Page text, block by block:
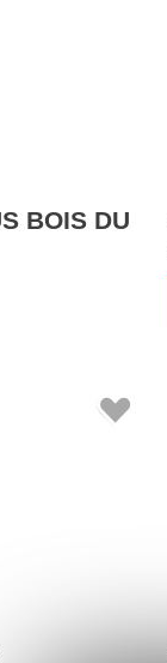
BOIS DU